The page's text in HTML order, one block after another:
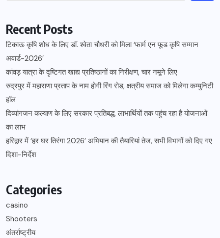
Recent Posts
टिकाऊ कृषि शोध के लिए डॉ. श्वेता चौधरी को मिला ‘फार्म एन फूड कृषि सम्मान
अवार्ड-2026’
कांवड़ यात्रा के दृष्टिगत खाद्य प्रतिष्ठानों का निरीक्षण, चार नमूने लिए
रुद्रपुर में महाराणा प्रताप के नाम होगी रिंग रोड, क्षत्रीय समाज को मिलेगा कम्युनिटी
हॉल
दिव्यांगजन कल्याण के लिए सरकार प्रतिबद्ध, लाभार्थियों तक पहुंच रहा है योजनाओं
का लाभ
हरिद्वार में ‘हर घर तिरंगा 2026’ अभियान की तैयारियां तेज, सभी विभागों को दिए गए
दिशा-निर्देश
Categories
casino
Shooters
अंतर्राष्ट्रीय